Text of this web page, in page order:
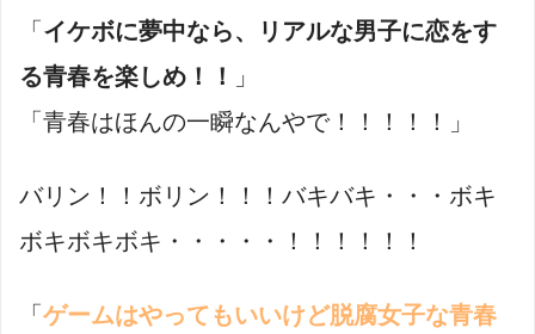
「 イケボに夢中なら、リアルな男子に恋をす
る青春を楽しめ！！
」
「青春はほんの一瞬なんやで！！！！！」
バリン！！ボリン！！！バキバキ・・・ボキ
ボキボキボキ・・・・・！！！！！！
「 ゲームはやってもいいけど脱腐女子な青春